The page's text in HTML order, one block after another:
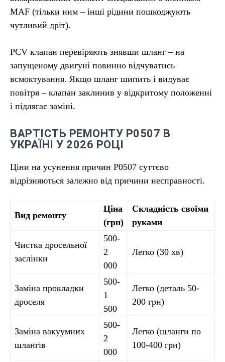
MAF (тільки ним – інші рідини пошкоджують
чутливий дріт).
PCV клапан перевіряють знявши шланг – на
запущеному двигуні повинно відчуватись
всмоктування. Якщо шланг шипить і видуває
повітря – клапан заклинив у відкритому положенні
і підлягає заміні.
ВАРТІСТЬ РЕМОНТУ P0507 В
УКРАЇНІ У 2026 РОЦІ
Ціни на усунення причин P0507 суттєво
відрізняються залежно від причини несправності.
Вид ремонту
Ціна
(грн)
Складність своїми
руками
Чистка дросельної
заслінки
500-
2
000
Легко (30 хв)
Заміна прокладки
дроселя
500-
1
500
Легко (деталь 50-
200 грн)
Заміна вакуумних
шлангів
500-
2
000
Легко (шланги по
100-400 грн)